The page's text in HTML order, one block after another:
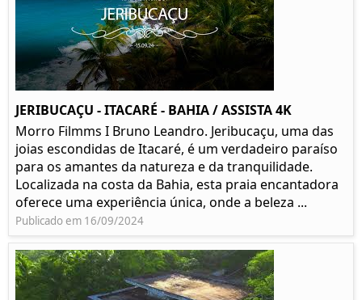
JERIBUCAÇU - ITACARÉ - BAHIA / ASSISTA 4K
Morro Filmms I Bruno Leandro. Jeribucaçu, uma das
joias escondidas de Itacaré, é um verdadeiro paraíso
para os amantes da natureza e da tranquilidade.
Localizada na costa da Bahia, esta praia encantadora
oferece uma experiência única, onde a beleza ...
Publicado em 16/09/2024